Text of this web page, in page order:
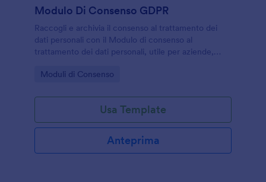
Modulo Di Consenso GDPR
Raccogli e archivia il consenso al trattamento dei
dati personali con il Modulo di consenso al
trattamento dei dati personali, utile per aziende,
autorizzazioni e preferenze di contatto online.
Go to Category:
Moduli di Consenso
Usa Template
Anteprima